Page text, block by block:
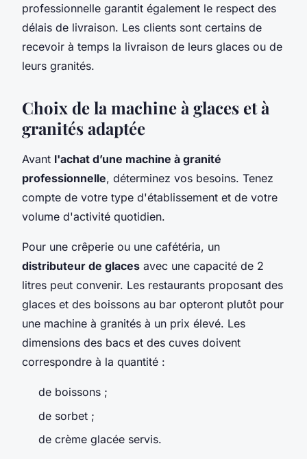
professionnelle garantit également le respect des
délais de livraison. Les clients sont certains de
recevoir à temps la livraison de leurs glaces ou de
leurs granités.
Choix de la machine à glaces et à
granités adaptée
Avant l'achat d’une machine à granité
professionnelle, déterminez vos besoins. Tenez
compte de votre type d'établissement et de votre
volume d'activité quotidien.
Pour une crêperie ou une cafétéria, un
distributeur de glaces avec une capacité de 2
litres peut convenir. Les restaurants proposant des
glaces et des boissons au bar opteront plutôt pour
une machine à granités à un prix élevé. Les
dimensions des bacs et des cuves doivent
correspondre à la quantité :
de boissons ;
de sorbet ;
de crème glacée servis.